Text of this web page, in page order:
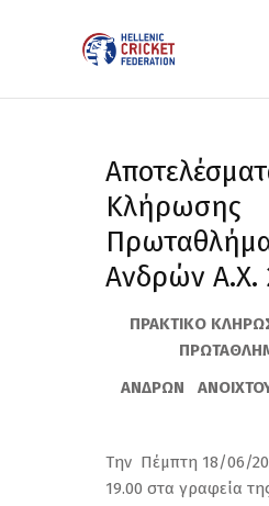
Κλήρωσης
Ανδρών Α.Χ.
ΠΡΑΚΤΙΚΟ
ΑΝΔΡΩΝ
Την Πέμπτη 18/06/
19.00 στα γραφεία